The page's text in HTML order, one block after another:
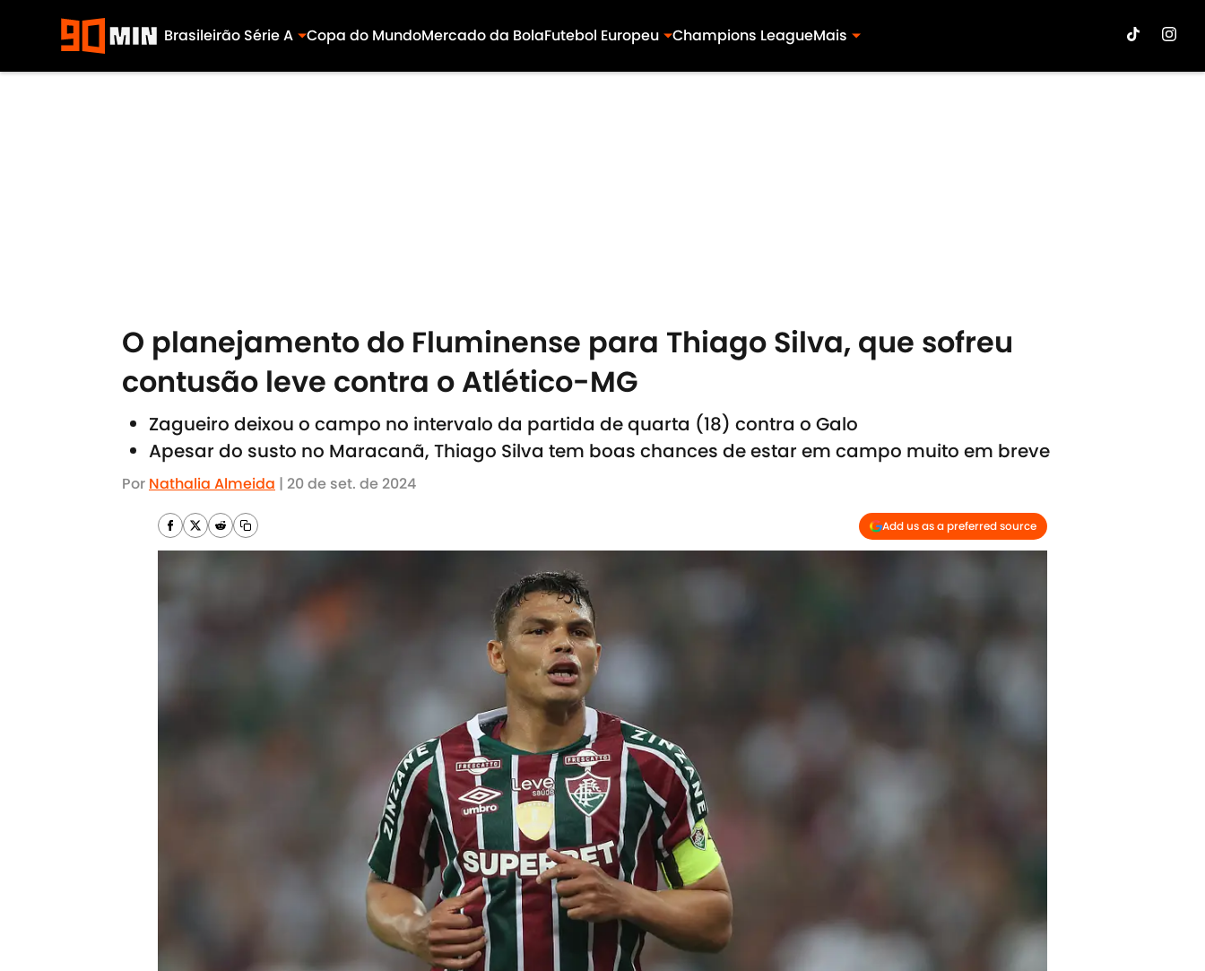
Brasileirão Série A Copa do MundoMercado da BolaFutebol Europeu Champions LeagueMais
O planejamento do Fluminense para Thiago Silva, que sofreu
contusão leve contra o Atlético-MG
Zagueiro deixou o campo no intervalo da partida de quarta (18) contra o Galo
Apesar do susto no Maracanã, Thiago Silva tem boas chances de estar em campo muito em breve
Por Nathalia Almeida | 20 de set. de 2024
Add us as a preferred source